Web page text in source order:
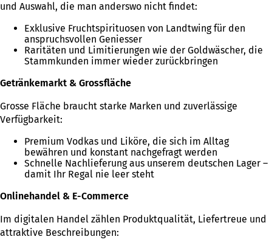
und Auswahl, die man anderswo nicht findet:
Exklusive Fruchtspirituosen von Landtwing für den
anspruchsvollen Geniesser
Raritäten und Limitierungen wie der Goldwäscher, die
Stammkunden immer wieder zurückbringen
Getränkemarkt & Grossfläche
Grosse Fläche braucht starke Marken und zuverlässige
Verfügbarkeit:
Premium Vodkas und Liköre, die sich im Alltag
bewähren und konstant nachgefragt werden
Schnelle Nachlieferung aus unserem deutschen Lager –
damit Ihr Regal nie leer steht
Onlinehandel & E-Commerce
Im digitalen Handel zählen Produktqualität, Liefertreue und
attraktive Beschreibungen: